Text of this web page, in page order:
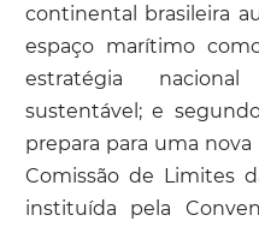
continental brasileira
espaço marítimo
estratégia
sustentável; e
prepara para uma
Comissão de Limites
instituída pela